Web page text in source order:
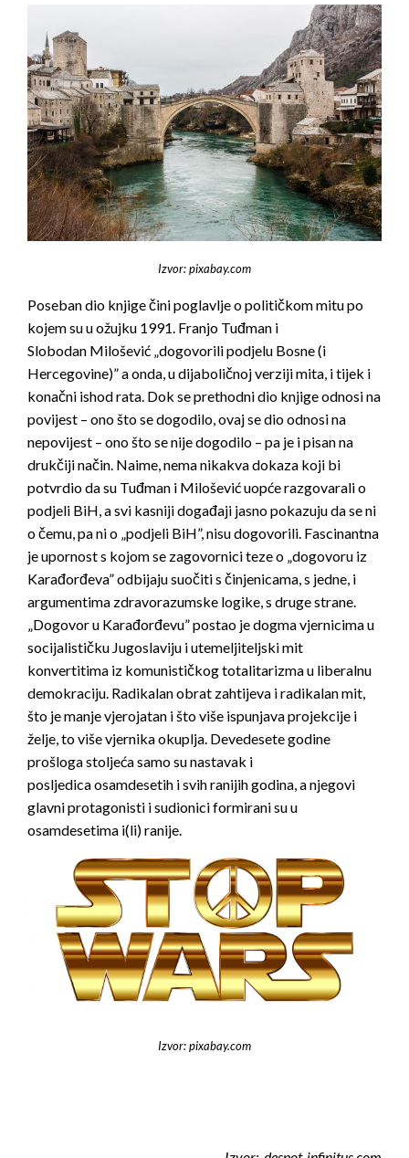
Izvor: pixabay.com
Poseban dio knjige čini poglavlje o političkom mitu po
kojem su u ožujku 1991. Franjo Tuđman i
Slobodan Milošević „dogovorili podjelu Bosne (i
Hercegovine)” a onda, u dijaboličnoj verziji mita, i tijek i
konačni ishod rata. Dok se prethodni dio knjige odnosi na
povijest – ono što se dogodilo, ovaj se dio odnosi na
nepovijest – ono što se nije dogodilo – pa je i pisan na
drukčiji način. Naime, nema nikakva dokaza koji bi
potvrdio da su Tuđman i Milošević uopće razgovarali o
podjeli BiH, a svi kasniji događaji jasno pokazuju da se ni
o čemu, pa ni o „podjeli BiH”, nisu dogovorili. Fascinantna
je upornost s kojom se zagovornici teze o „dogovoru iz
Karađorđeva” odbijaju suočiti s činjenicama, s jedne, i
argumentima zdravorazumske logike, s druge strane.
„Dogovor u Karađorđevu” postao je dogma vjernicima u
socijalističku Jugoslaviju i utemeljiteljski mit
konvertitima iz komunističkog totalitarizma u liberalnu
demokraciju. Radikalan obrat zahtijeva i radikalan mit,
što je manje vjerojatan i što više ispunjava projekcije i
želje, to više vjernika okuplja. Devedesete godine
prošloga stoljeća samo su nastavak i
posljedica osamdesetih i svih ranijih godina, a njegovi
glavni protagonisti i sudionici formirani su u
osamdesetima i(li) ranije.
Izvor: pixabay.com